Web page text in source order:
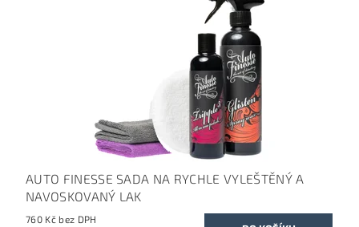
AUTO FINESSE SADA NA RYCHLE VYLEŠTĚNÝ A
NAVOSKOVANÝ LAK
760 Kč bez DPH